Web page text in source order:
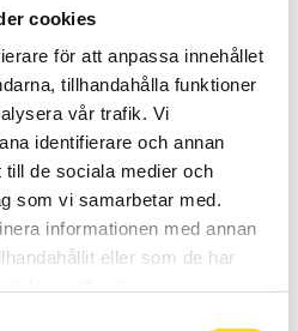
cookies
för att anpassa innehållet
tillhandahålla funktioner
vår trafik. Vi
identifierare och annan
till de sociala medier och
som vi samarbetar med.
informationen med annan
eller som de har
typ K
temperaturinstrument för mätning
eller 2- ingångar för termoelement
typ k.
Prisintervall:
1,510.00 kr
till
2,270.00 kr
LÄS MER